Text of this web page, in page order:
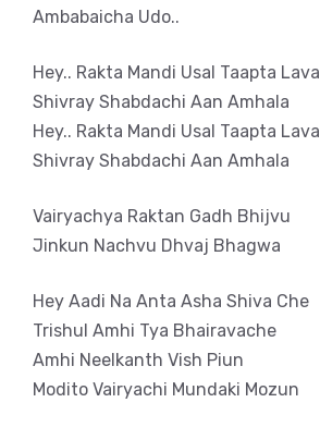
Ambabaicha Udo..
Hey.. Rakta Mandi Usal Taapta Lava
Shivray Shabdachi Aan Amhala
Hey.. Rakta Mandi Usal Taapta Lava
Shivray Shabdachi Aan Amhala
Vairyachya Raktan Gadh Bhijvu
Jinkun Nachvu Dhvaj Bhagwa
Hey Aadi Na Anta Asha Shiva Che
Trishul Amhi Tya Bhairavache
Amhi Neelkanth Vish Piun
Modito Vairyachi Mundaki Mozun